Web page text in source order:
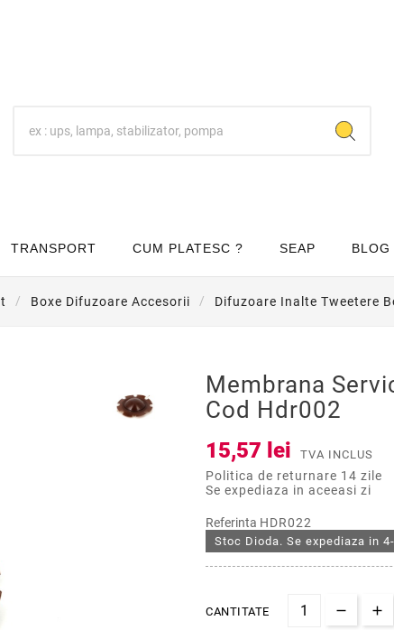
TRANSPORT CUM PLATESC ? SEAP BLOG
Boxe Difuzoare Accesorii Difuzoare Inalte Tweetere
Membrana
Cod Hdr002
15,57 lei TVA INCLUS
Politica de returnare 14 zile
Se expediaza in aceeasi zi
Referinta HDR022
Stoc Dioda. Se expediaza in
CANTITATE